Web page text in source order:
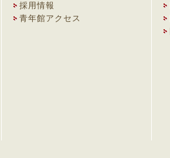
採用情報
青年館アクセス